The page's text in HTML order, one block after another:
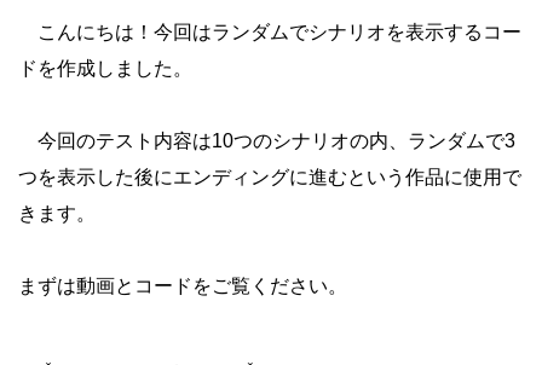
こんにちは！今回はランダムでシナリオを表示するコー
ドを作成しました。
今回のテスト内容は10つのシナリオの内、ランダムで3
つを表示した後にエンディングに進むという作品に使用で
きます。
まずは動画とコードをご覧ください。